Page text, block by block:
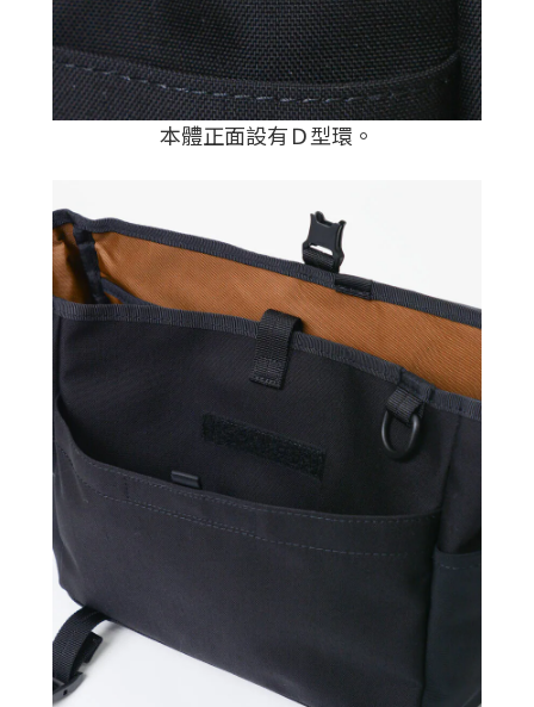
本體正面設有Ｄ型環 。